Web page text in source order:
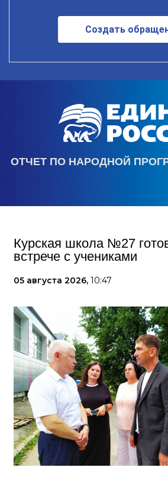
Создать
ОТЧЕТ ПО НАРОДНОЙ
Курская школа №27
встрече с учениками
05 августа 2026, 10:47